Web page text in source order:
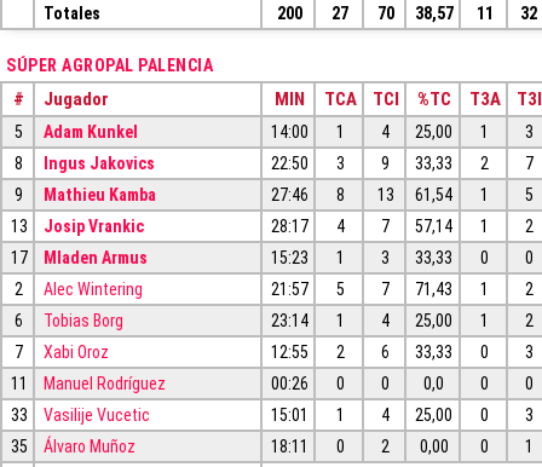
Totales
200 27 70 38,57 11 32
SÚPER AGROPAL PALENCIA
# Jugador MIN TCA TCI %TC T3A T3I
5 Adam Kunkel 14:00 1 4 25,00 1
3
8
Ingus Jakovics 22:50 3 9 33,33 2
7
9
Mathieu Kamba 27:46 8 13 61,54 1
5
13
Josip Vrankic 28:17 4 7 57,14 1
2
17
Mladen Armus 15:23 1 3 33,33 0
0
2
Alec Wintering 21:57 5 7 71,43 1
2
6
Tobias Borg 23:14 1 4 25,00 1
2
7
Xabi Oroz 12:55 2 6 33,33 0
3
11
Manuel Rodríguez 00:26 0 0 0,0 0
0
33
Vasilije Vucetic 15:01 1 4 25,00 0
3
35
Álvaro Muñoz 18:11 0 2 0,00 0
1